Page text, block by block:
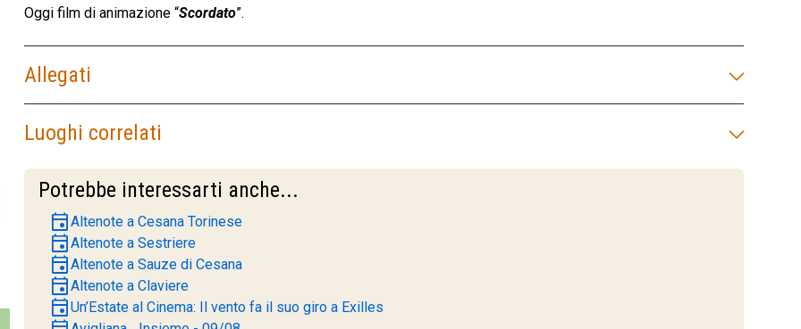
Oggi film di animazione “Scordato”.
Allegati
Luoghi correlati
Potrebbe interessarti anche...
eventAltenote a Cesana Torinese
eventAltenote a Sestriere
eventAltenote a Sauze di Cesana
eventAltenote a Claviere
eventUn’Estate al Cinema: Il vento fa il suo giro a Exilles